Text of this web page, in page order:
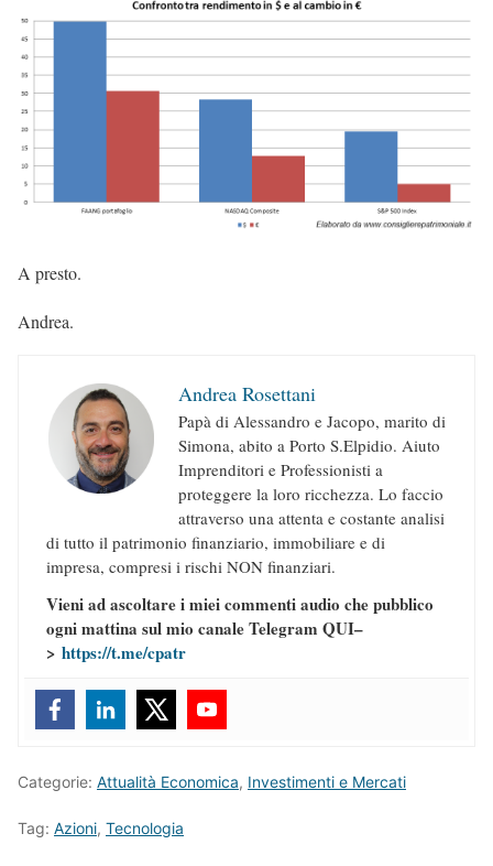
A presto.
Andrea.
Andrea Rosettani
Papà di Alessandro e Jacopo, marito di
Simona, abito a Porto S.Elpidio. Aiuto
Imprenditori e Professionisti a
proteggere la loro ricchezza. Lo faccio
attraverso una attenta e costante analisi
di tutto il patrimonio finanziario, immobiliare e di
impresa, compresi i rischi NON finanziari.
Vieni ad ascoltare i miei commenti audio che pubblico
ogni mattina sul mio canale Telegram QUI–
> https://t.me/cpatr
Categorie: Attualità Economica, Investimenti e Mercati
Tag: Azioni, Tecnologia